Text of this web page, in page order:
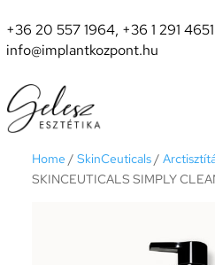
+36 20 557 1964, +36 1 291 4651
info@implantkozpont.hu
Home / SkinCeuticals/
SKINCEUTICALS SIMPLY